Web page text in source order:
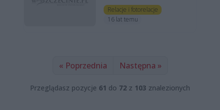
Relacje i fotorelacje
16 lat temu
« Poprzednia Następna »
Przeglądasz pozycje 61 do 72 z 103 znalezionych